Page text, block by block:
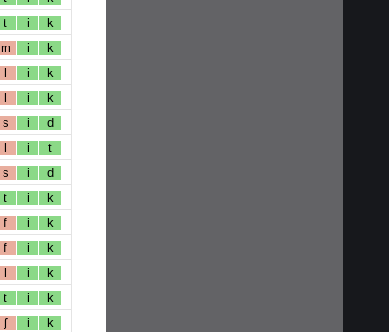
t i k
m i k
l i k
l i k
s i d
l i t
s i d
t i k
f i k
f i k
l i k
t i k
ʃ i k